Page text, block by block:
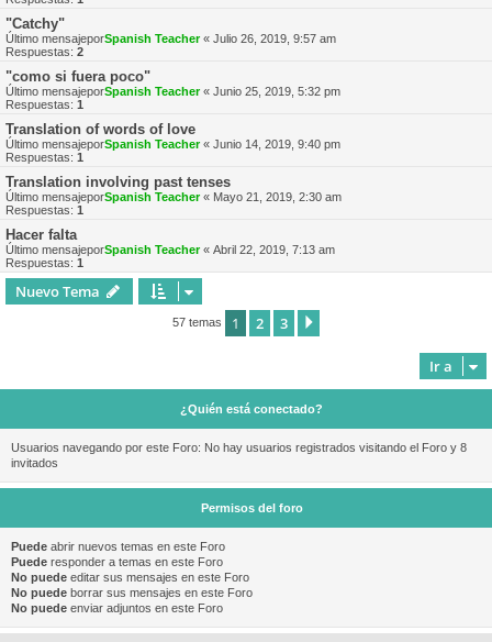
"Catchy"
Último mensajeporSpanish Teacher« Julio 26, 2019, 9:57 am
Respuestas: 2
"como si fuera poco"
Último mensajeporSpanish Teacher« Junio 25, 2019, 5:32 pm
Respuestas: 1
Translation of words of love
Último mensajeporSpanish Teacher« Junio 14, 2019, 9:40 pm
Respuestas: 1
Translation involving past tenses
Último mensajeporSpanish Teacher« Mayo 21, 2019, 2:30 am
Respuestas: 1
Hacer falta
Último mensajeporSpanish Teacher« Abril 22, 2019, 7:13 am
Respuestas: 1
Nuevo Tema
57 temas 1 2 3
Ir a
¿Quién está conectado?
Usuarios navegando por este Foro: No hay usuarios registrados visitando el Foro y 8
invitados
Permisos del foro
Puede abrir nuevos temas en este Foro
Puede responder a temas en este Foro
No puede editar sus mensajes en este Foro
No puede borrar sus mensajes en este Foro
No puede enviar adjuntos en este Foro